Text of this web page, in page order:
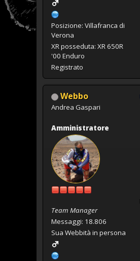
Posizione: Villafranca di
Verona
XR posseduta: XR 650R
'00 Enduro
Registrato
Webbo
Andrea Gaspari
Amministratore
Team Manager
Messaggi: 18.806
Sua Webbità in persona